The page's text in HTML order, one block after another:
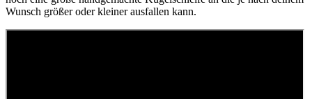
Wunsch größer oder kleiner ausfallen kann.